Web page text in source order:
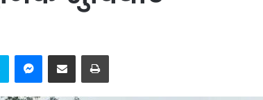
Skype Messenger
Share via Email Print